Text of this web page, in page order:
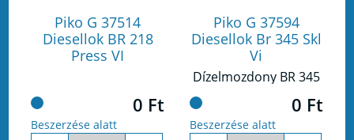
Piko G 37514
Diesellok BR 218
Press VI
0 Ft
Beszerzése alatt
Piko G 37594
Diesellok Br 345 Skl
Vi
Dízelmozdony BR 345
0 Ft
Beszerzése alatt